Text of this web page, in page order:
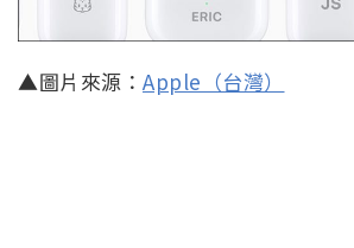
▲圖片來源： Apple（台灣）